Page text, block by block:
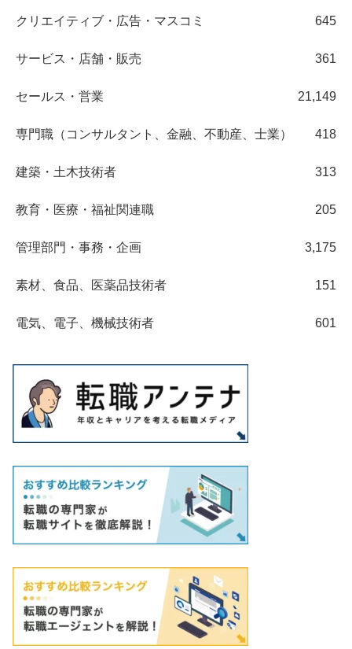
クリエイティブ・広告・マスコミ 645
サービス・店舗・販売 361
セールス・営業 21,149
専門職（コンサルタント、金融、不動産、士業） 418
建築・土木技術者 313
教育・医療・福祉関連職 205
管理部門・事務・企画 3,175
素材、食品、医薬品技術者 151
電気、電子、機械技術者 601